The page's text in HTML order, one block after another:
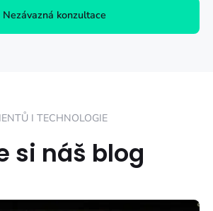
Nezávazná konzultace
I TECHNOLOGIE
si náš blog